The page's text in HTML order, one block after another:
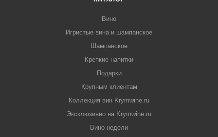
Вино
Игристые вина и шампанское
Шампанское
Крепкие напитки
Подарки
Крупным клиентам
Коллекция вин Krymwine.ru
Эксклюзивно на Krymwine.ru
Вино недели